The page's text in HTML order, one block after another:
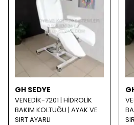
GH SEDYE
VENEDİK-7201 | HİDROLİK
BAKIM KOLTUĞU | AYAK VE
SIRT AYARLI